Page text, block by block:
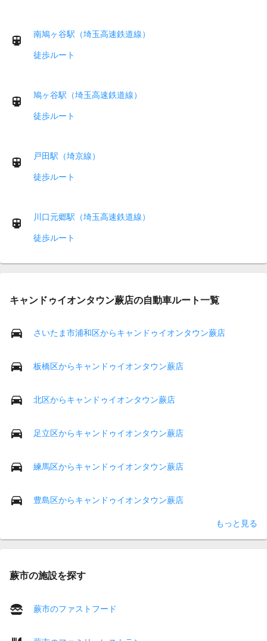
南鳩ヶ谷駅（埼玉高速鉄道線）
徒歩ルート
鳩ヶ谷駅（埼玉高速鉄道線）
徒歩ルート
戸田駅（埼京線）
徒歩ルート
川口元郷駅（埼玉高速鉄道線）
徒歩ルート
キャンドゥイオンタウン蕨店の自動車ルート一覧
さいたま市浦和区からキャンドゥイオンタウン蕨店
板橋区からキャンドゥイオンタウン蕨店
北区からキャンドゥイオンタウン蕨店
足立区からキャンドゥイオンタウン蕨店
練馬区からキャンドゥイオンタウン蕨店
豊島区からキャンドゥイオンタウン蕨店
もっと見る
蕨市の施設を探す
蕨市のファストフード